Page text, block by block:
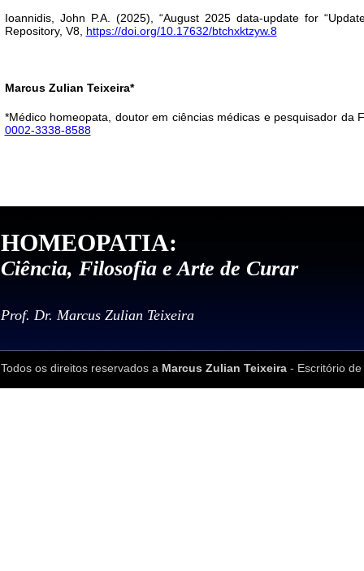
Ioannidis, John P.A. (2025), “August 2025 data-update for
Repository, V8, https://doi.org/10.17632/btchxktzyw.8
Marcus Zulian Teixeira*
*Médico homeopata, doutor em ciências médicas e pesquisador
0002-3338-8588
HOMEOPATIA:
Ciência, Filosofia e Arte de Curar
Prof. Dr. Marcus Zulian Teixeira
Todos os direitos reservados a Marcus Zulian Teixeira - Escritório